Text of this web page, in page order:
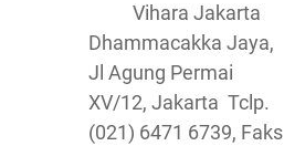
Vihara Jakarta
Dhammacakka Jaya,
Jl Agung Permai
XV/12, Jakarta Tclp.
(021) 6471 6739, Faks